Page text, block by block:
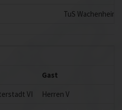
TuS Wachenheim
Gast
VI
Herren V